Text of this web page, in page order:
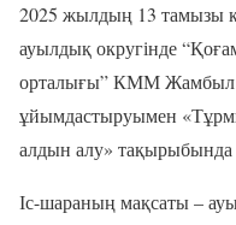
2025 жылдың 13 тамызы
ауылдық округінде
орталығы” КММ Жамбыл
ұйымдастыруымен
алдын алу»
Іс-шараның мақсаты –